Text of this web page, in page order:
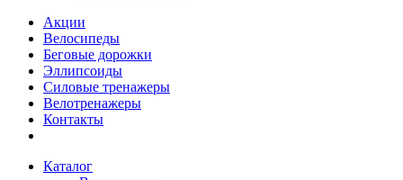
Акции
Велосипеды
Беговые дорожки
Эллипсоиды
Силовые тренажеры
Велотренажеры
Контакты
Каталог